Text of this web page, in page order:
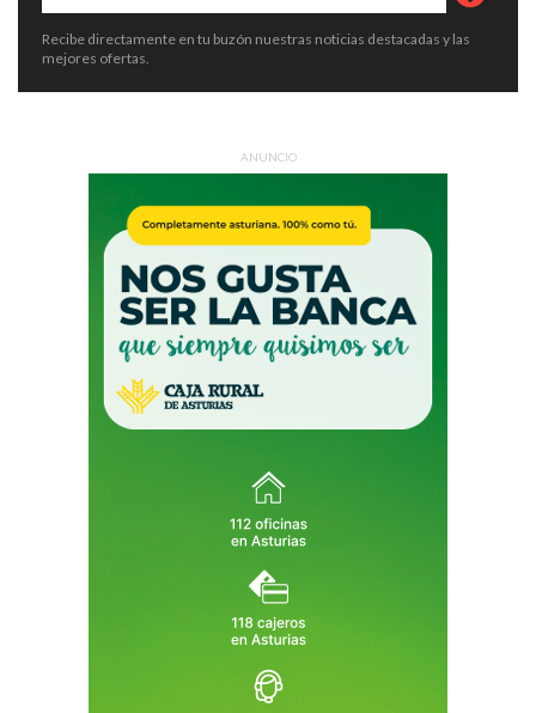
Recibe directamente en tu buzón nuestras noticias destacadas y las
mejores ofertas.
ANUNCIO